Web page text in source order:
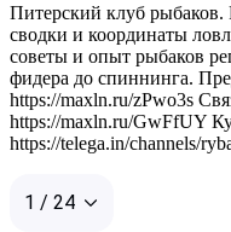
Питерский клуб
сводки и координаты
советы и опыт рыбаков
фидера до спиннинга.
https://maxln.ru/zPwo3s
https://maxln.ru/GwFfUY
https://telega.in/channels/
1 / 24